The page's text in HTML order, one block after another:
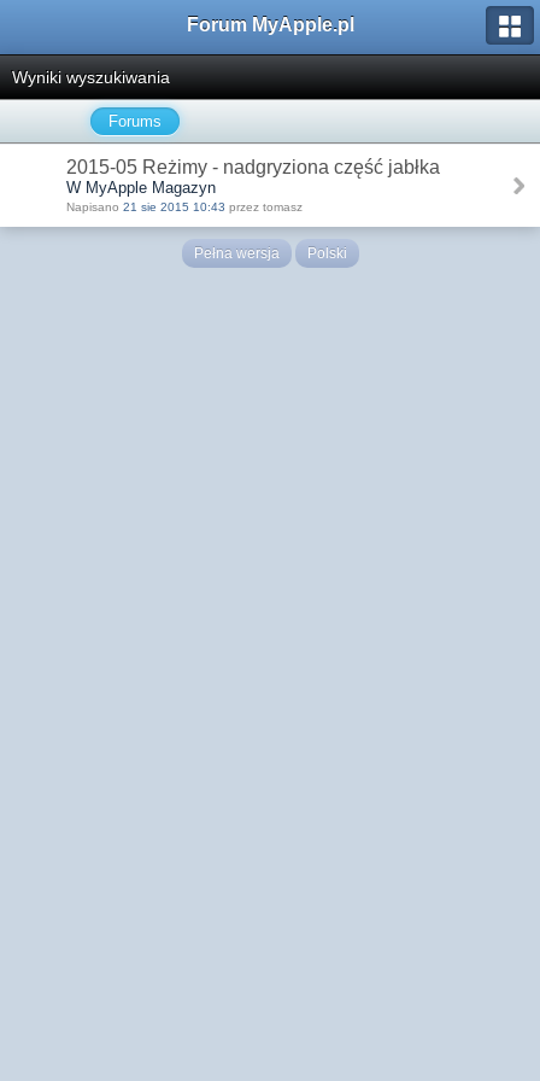
Forum MyApple.pl
Wyniki wyszukiwania
Forums
2015-05 Reżimy - nadgryziona część jabłka
W MyApple Magazyn
Napisano 21 sie 2015 10:43 przez tomasz
Pełna wersja Polski